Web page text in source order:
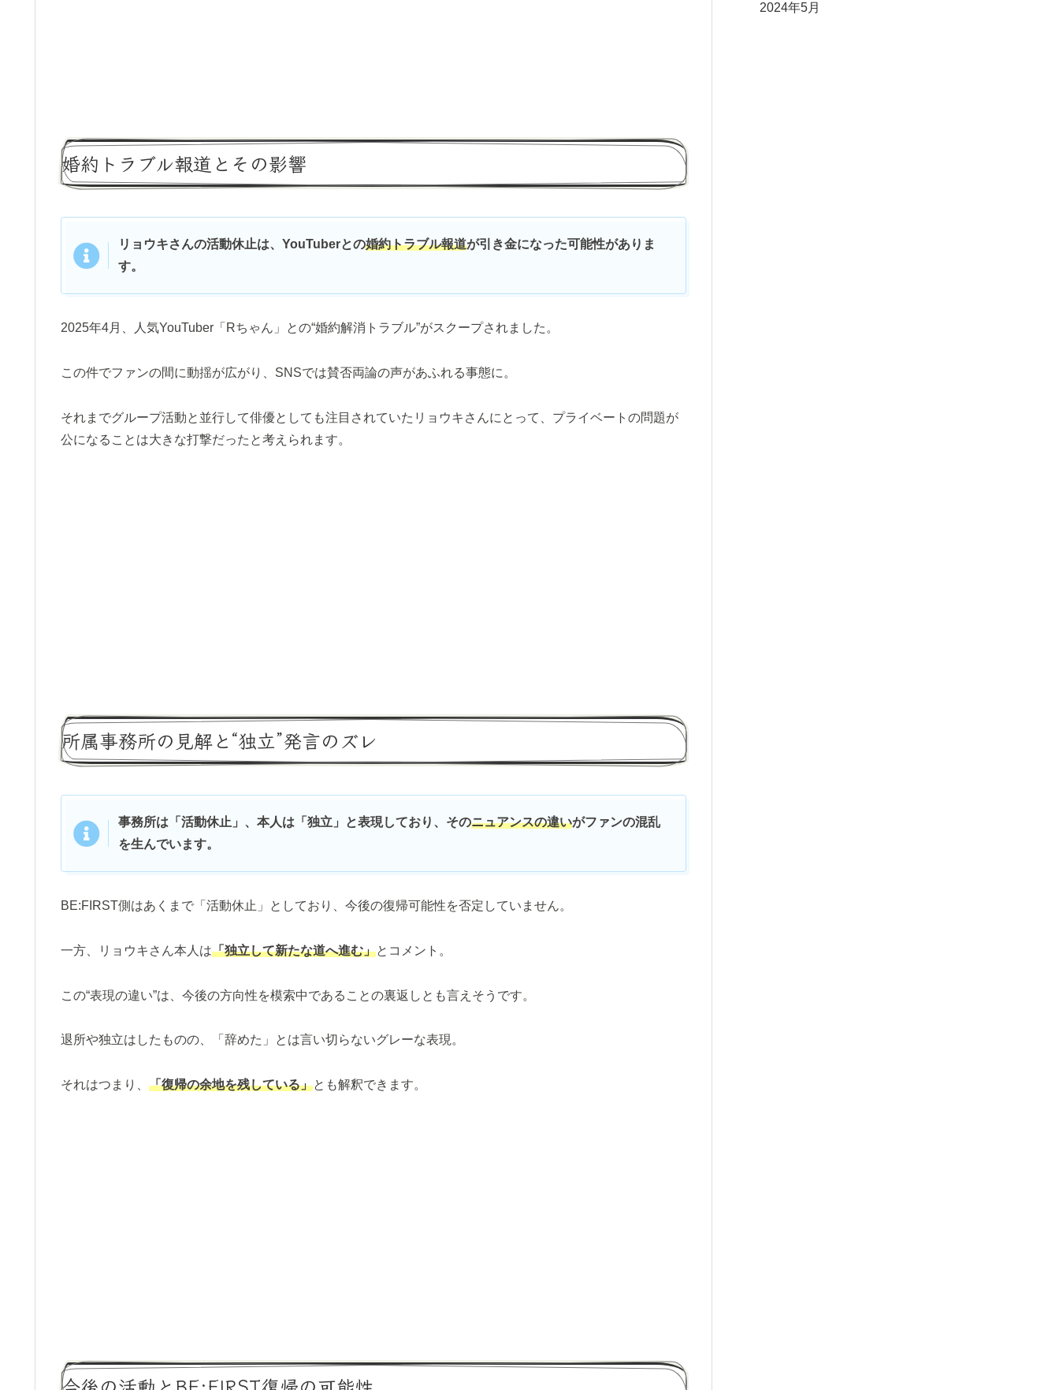
婚約トラブル報道とその影響
リョウキさんの活動休止は、YouTuberとの婚約トラブル報道が引き金になった可能性がありま
す。
2025年4月、人気YouTuber「Rちゃん」との“婚約解消トラブル”がスクープされました。
この件でファンの間に動揺が広がり、SNSでは賛否両論の声があふれる事態に。
それまでグループ活動と並行して俳優としても注目されていたリョウキさんにとって、プライベートの問題が
公になることは大きな打撃だったと考えられます。
所属事務所の見解と“独立”発言のズレ
事務所は「活動休止」、本人は「独立」と表現しており、そのニュアンスの違いがファンの混乱
を生んでいます。
BE:FIRST側はあくまで「活動休止」としており、今後の復帰可能性を否定していません。
一方、リョウキさん本人は「独立して新たな道へ進む」とコメント。
この“表現の違い”は、今後の方向性を模索中であることの裏返しとも言えそうです。
退所や独立はしたものの、「辞めた」とは言い切らないグレーな表現。
それはつまり、 「復帰の余地を残している」とも解釈できます。
2024年5月